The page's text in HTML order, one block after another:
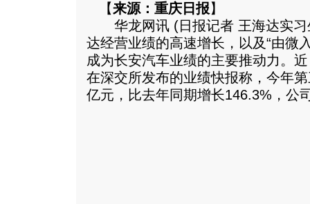
【来源：重庆日报】
华龙网讯 (日报记者 王海达实习
达经营业绩的高速增长，以及“由微
成为长安汽车业绩的主要推动力。
在深交所发布的业绩快报称，今年
亿元，比去年同期增长146.3%，公